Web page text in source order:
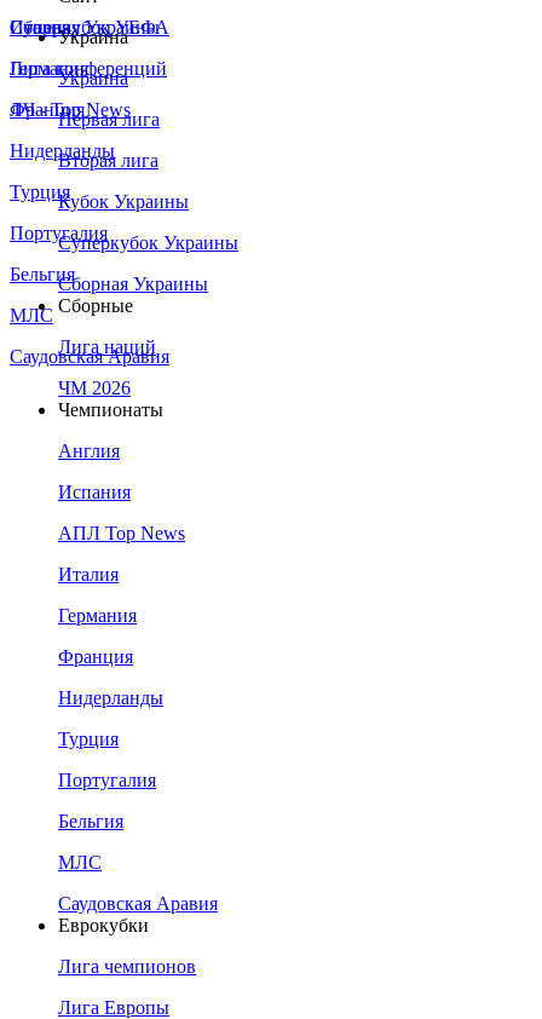
Сборная Украины
Италия
Германия
Франция
Нидерланды
Турция
Португалия
Бельгия
МЛС
Саудовская Аравия
Суперкубок УЕФА
Лига конференций
ЛЧ - Top News
Украина
Украина
Первая лига
Вторая лига
Кубок Украины
Суперкубок Украины
Сборная Украины
Сборные
Лига наций
ЧМ 2026
Чемпионаты
Англия
Испания
АПЛ Top News
Италия
Германия
Франция
Нидерланды
Турция
Португалия
Бельгия
МЛС
Саудовская Аравия
Еврокубки
Лига чемпионов
Лига Европы